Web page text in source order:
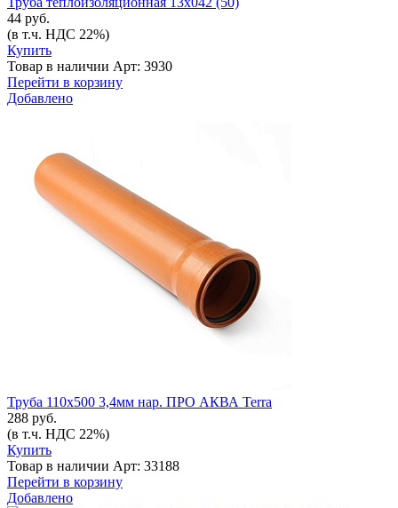
44 руб.
(в т.ч. НДС 22%)
Купить
Товар в наличии Арт: 3930
Перейти в корзину
Добавлено
Труба 110х500 3,4мм нар. ПРО АКВА Terra
288 руб.
(в т.ч. НДС 22%)
Купить
Товар в наличии Арт: 33188
Перейти в корзину
Добавлено